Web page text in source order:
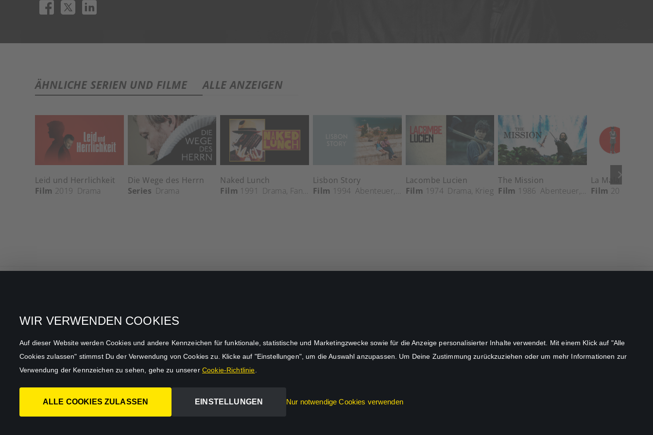
WIR VERWENDEN COOKIES
Auf dieser Website werden Cookies und andere Kennzeichen für funktionale, statistische und Marketingzwecke sowie für die Anzeige personalisierter Inhalte verwendet. Mit einem Klick auf "Alle
Cookies zulassen" stimmst Du der Verwendung von Cookies zu. Klicke auf "Einstellungen", um die Auswahl anzupassen. Um Deine Zustimmung zurückzuziehen oder um mehr Informationen zur
Verwendung der Kennzeichen zu sehen, gehe zu unserer Cookie-Richtlinie
ALLE COOKIES ZULASSEN EINSTELLUNGEN Nur notwendige Cookies verwenden
ÄHNLICHE SERIEN UND FILME ALLE ANZEIGEN
keyboard_arrow_right
Leid und Herrlichkeit
Film 2019 Drama
Die Wege des Herrn
Series Drama
Naked Lunch
Film 1991 Drama, Fantasy ,Horror,Thriller
Lisbon Story
Film 1994 Abenteuer, Comedy,Drama
Lacombe Lucien
Film 1974 Drama, Krieg
The Mission
Film 1986 Abenteuer, Comedy,Drama
Film 2003
AGB
Impressum
Allgemeine
©2026